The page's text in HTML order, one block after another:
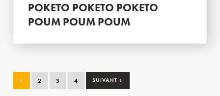
POKETO POKETO POKETO
POUM POUM POUM
1 2 3 4 SUIVANT ›